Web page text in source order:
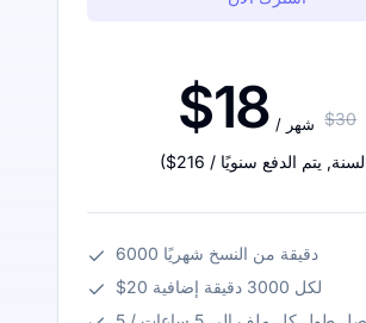
$18 / شهر $30
($216 السنة, يتم الدفع سنويًا
6000 دقيقة من النسخ شهريًا
$20 لكل 3000 دقيقة إضافية